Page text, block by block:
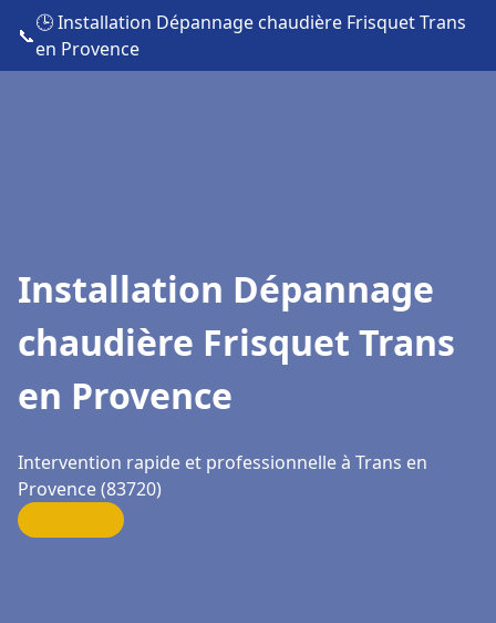
📞
🕒 Installation Dépannage chaudière Frisquet Trans
en Provence
Installation Dépannage
chaudière Frisquet Trans
en Provence
Intervention rapide et professionnelle à Trans en
Provence (83720)